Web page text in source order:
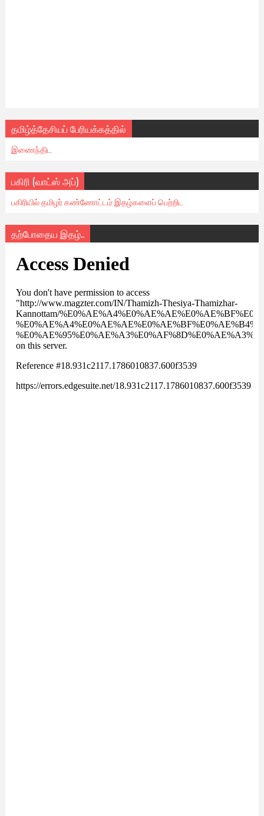
தமிழ்த்தேசியப் பேரியக்கத்தில்
இணைந்திட
பகிரி (வாட்ஸ் அப்)
பகிரியில் தமிழர் கண்ணோட்டம் இதழ்களைப் பெற்றிட
தற்போதைய இதழ்..